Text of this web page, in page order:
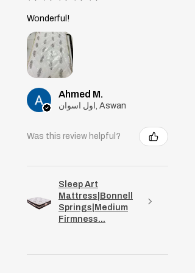
Wonderful!
Ahmed M.
اول اسوان, Aswan
Was this review helpful?
Sleep Art
Mattress|Bonnell
Springs|Medium
Firmness...